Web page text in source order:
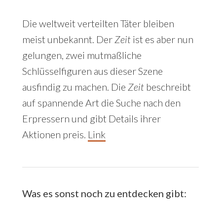
Die weltweit verteilten Täter bleiben
meist unbekannt. Der Zeitist es aber nun
gelungen, zwei mutmaßliche
Schlüsselfiguren aus dieser Szene
ausfindig zu machen. Die Zeitbeschreibt
auf spannende Art die Suche nach den
Erpressern und gibt Details ihrer
Aktionen preis. Link
Was es sonst noch zu entdecken gibt: